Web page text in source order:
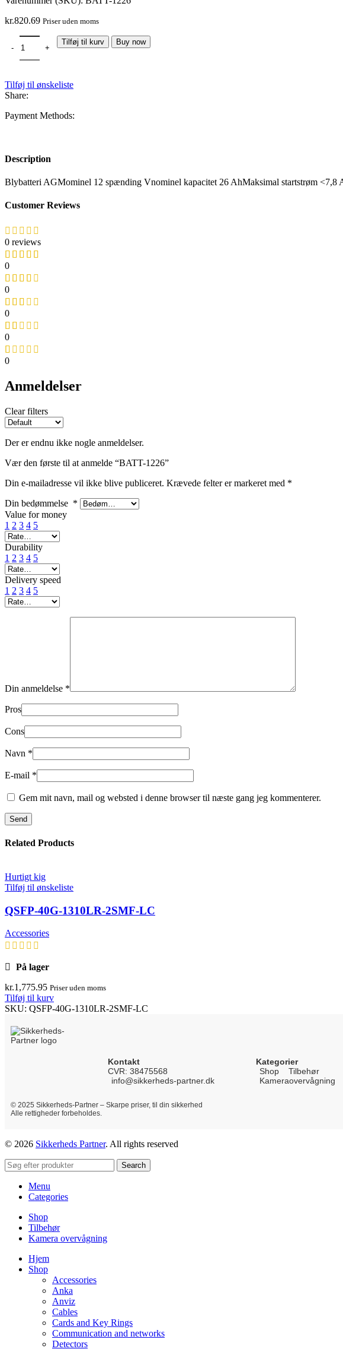
kr.820.69 Priser uden moms
Tilføj til kurv Buy now
Tilføj til ønskeliste
Share:
Payment Methods:
Description
Blybatteri AGMominel 12 spænding Vnominel kapacitet 26 AhMaksimal startstrøm
Customer Reviews
0 reviews
0
0
0
0
0
Anmeldelser
Clear filters
Der er endnu ikke nogle anmeldelser.
Vær den første til at anmelde “BATT-1226”
Din e-mailadresse vil ikke blive publiceret. Krævede felter er markeret med *
Din bedømmelse *
Value for money
1 2 3 4 5
Durability
1 2 3 4 5
Delivery speed
1 2 3 4 5
Din anmeldelse *
Pros
Cons
Navn *
E-mail *
Gem mit navn, mail og websted i denne browser til næste gang jeg kommenterer.
Related Products
Hurtigt kig
Tilføj til ønskeliste
QSFP-40G-1310LR-2SMF-LC
Accessories
På lager
kr.1,775.95 Priser uden moms
Tilføj til kurv
SKU: QSFP-40G-1310LR-2SMF-LC
Kontakt
CVR: 38475568
info@sikkerheds-partner.dk
Kategorier
Shop
Tilbehør
Kameraovervågning
© 2025 Sikkerheds-Partner – Skarpe priser, til din sikkerhed
Alle rettigheder forbeholdes.
© 2026 Sikkerheds Partner. All rights reserved
Search
Menu
Categories
Shop
Tilbehør
Kamera overvågning
Hjem
Shop
Accessories
Anka
Anviz
Cables
Cards and Key Rings
Communication and networks
Detectors